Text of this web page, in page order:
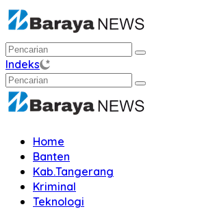
Langsung
ke
konten
Indeks
Home
Banten
Kab.Tangerang
Kriminal
Teknologi